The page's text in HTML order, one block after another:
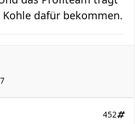
Kohle dafür bekommen.
452